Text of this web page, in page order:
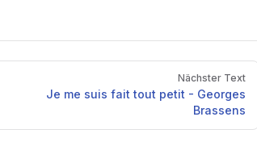
Nächster Text
Je me suis fait tout petit - Georges
Brassens